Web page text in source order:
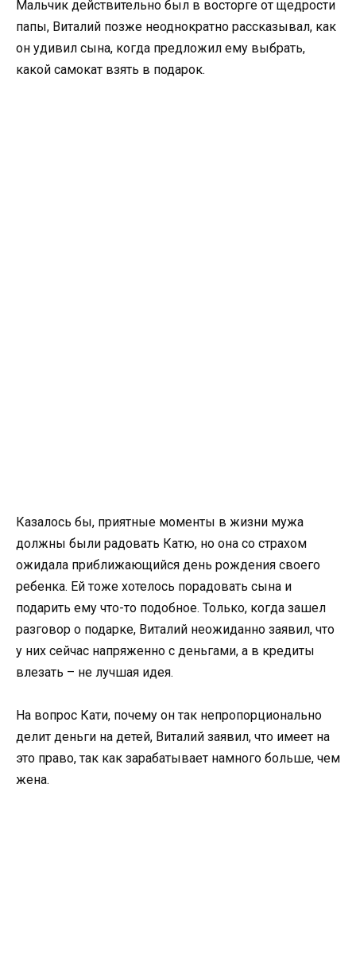
Мальчик действительно был в восторге от щедрости
папы, Виталий позже неоднократно рассказывал, как
он удивил сына, когда предложил ему выбрать,
какой самокат взять в подарок.
Казалось бы, приятные моменты в жизни мужа
должны были радовать Катю, но она со страхом
ожидала приближающийся день рождения своего
ребенка. Ей тоже хотелось порадовать сына и
подарить ему что-то подобное. Только, когда зашел
разговор о подарке, Виталий неожиданно заявил, что
у них сейчас напряженно с деньгами, а в кредиты
влезать – не лучшая идея.
На вопрос Кати, почему он так непропорционально
делит деньги на детей, Виталий заявил, что имеет на
это право, так как зарабатывает намного больше, чем
жена.